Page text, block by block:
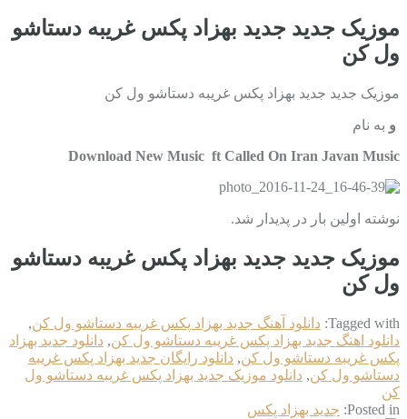
موزیک جدید جديد بهزاد پکس غریبه دستاشو
ول کن
موزیک جدید جديد بهزاد پکس غریبه دستاشو ول کن
و به نام
Download New Music ft Called On Iran Javan Music
نوشته اولین بار در پدیدار شد.
موزیک جدید جديد بهزاد پکس غریبه دستاشو
ول کن
Tagged with: دانلود آهنگ جديد بهزاد پکس غریبه دستاشو ول کن,
دانلود اهنگ جديد بهزاد پکس غریبه دستاشو ول کن, دانلود جديد بهزاد
پکس غریبه دستاشو ول کن, دانلود رایگان جديد بهزاد پکس غریبه
دستاشو ول کن, دانلود موزیک جديد بهزاد پکس غریبه دستاشو ول
کن
Posted in: جديد بهزاد پکس